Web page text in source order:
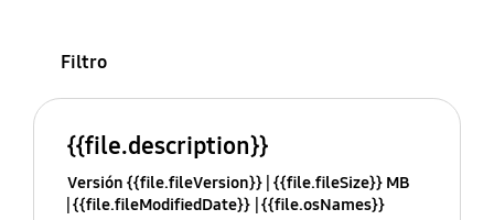
Filtro
{{file.description}}
Versión {{file.fileVersion}} {{file.fileSize}} MB
{{file.fileModifiedDate}} {{file.osNames}}